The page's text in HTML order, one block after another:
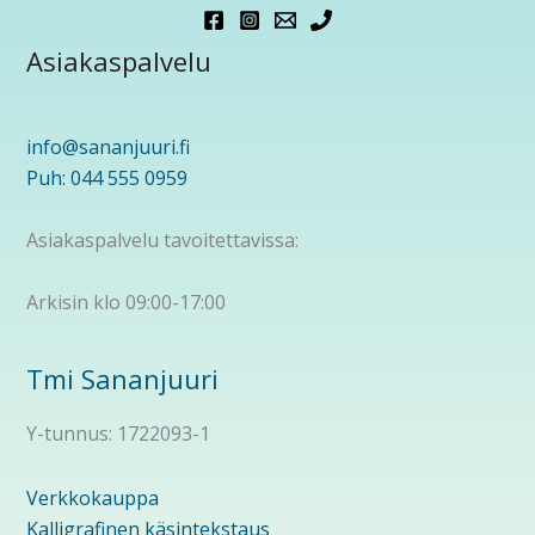
Asiakaspalvelu
info@sananjuuri.fi
Puh: 044 555 0959
Asiakaspalvelu tavoitettavissa:
Arkisin klo 09:00-17:00
Tmi Sananjuuri
Y-tunnus: 1722093-1
Verkkokauppa
Kalligrafinen käsintekstaus